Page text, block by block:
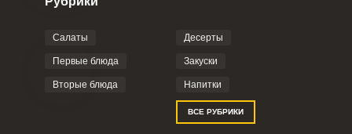
Салаты
Первые блюда
Вторые блюда
Десерты
Закуски
Напитки
ВСЕ РУБРИКИ